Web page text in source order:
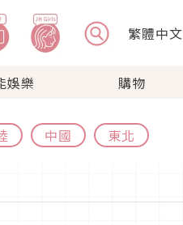
繁體中文
娛樂 購物
中國 東北